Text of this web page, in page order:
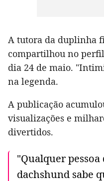
A tutora da duplinha
compartilhou no
dia 24 de maio.
na legenda.
A publicação
visualizações e
divertidos.
"Qualquer
dachshund sabe